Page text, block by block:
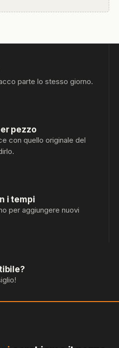
parte lo stesso giorno.
pezzo
con quello originale del
i tempi
per aggiungere nuovi